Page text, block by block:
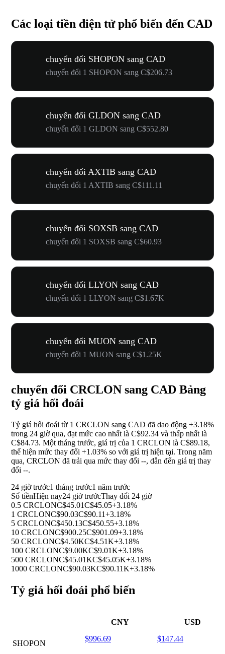
Các loại tiền điện tử phổ biến đến CAD
chuyển đổi SHOPON sang CAD
chuyển đổi 1 SHOPON sang C$206.73
chuyển đổi GLDON sang CAD
chuyển đổi 1 GLDON sang C$552.80
chuyển đổi AXTIB sang CAD
chuyển đổi 1 AXTIB sang C$111.11
chuyển đổi SOXSB sang CAD
chuyển đổi 1 SOXSB sang C$60.93
chuyển đổi LLYON sang CAD
chuyển đổi 1 LLYON sang C$1.67K
chuyển đổi MUON sang CAD
chuyển đổi 1 MUON sang C$1.25K
chuyển đổi CRCLON sang CAD Bảng
tỷ giá hối đoái
Tỷ giá hối đoái từ 1 CRCLON sang CAD đã dao động +3.18%
trong 24 giờ qua, đạt mức cao nhất là C$92.34 và thấp nhất là
C$84.73. Một tháng trước, giá trị của 1 CRCLON là C$89.18,
thể hiện mức thay đổi +1.03% so với giá trị hiện tại. Trong năm
qua, CRCLON đã trải qua mức thay đổi --, dẫn đến giá trị thay
đổi --.
24 giờ trước1 tháng trước1 năm trước
Số tiềnHiện nay24 giờ trướcThay đổi 24 giờ
0.5 CRCLONC$45.01C$45.05+3.18%
1 CRCLONC$90.03C$90.11+3.18%
5 CRCLONC$450.13C$450.55+3.18%
10 CRCLONC$900.25C$901.09+3.18%
50 CRCLONC$4.50KC$4.51K+3.18%
100 CRCLONC$9.00KC$9.01K+3.18%
500 CRCLONC$45.01KC$45.05K+3.18%
1000 CRCLONC$90.03KC$90.11K+3.18%
Tỷ giá hối đoái phổ biến
CNY USD
SHOPON
$996.69 $147.44